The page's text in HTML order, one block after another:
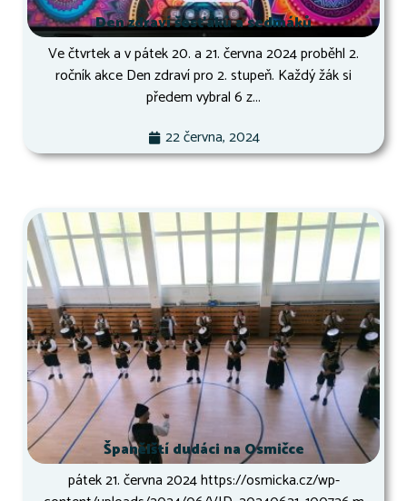
Den zdraví šesťáků a sedmáků
Ve čtvrtek a v pátek 20. a 21. června 2024 proběhl 2.
ročník akce Den zdraví pro 2. stupeň. Každý žák si
předem vybral 6 z...
22 června, 2024
Španělští dudáci na Osmičce
pátek 21. června 2024 https://osmicka.cz/wp-